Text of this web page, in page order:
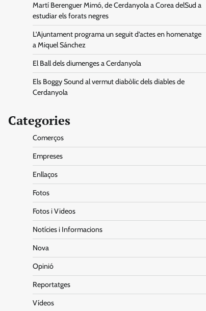
Martí Berenguer Mimó, de Cerdanyola a Corea delSud a
estudiar els forats negres
L’Ajuntament programa un seguit d’actes en homenatge
a Miquel Sánchez
El Ball dels diumenges a Cerdanyola
Els Boggy Sound al vermut diabòlic dels diables de
Cerdanyola
Categories
Comerços
Empreses
Enllaços
Fotos
Fotos i Videos
Notícies i Informacions
Nova
Opinió
Reportatges
Vídeos